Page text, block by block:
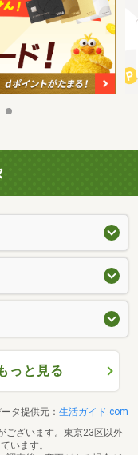
っと見る
タ提供元： 生活ガイド.com
ございます。東京23区以外
います。